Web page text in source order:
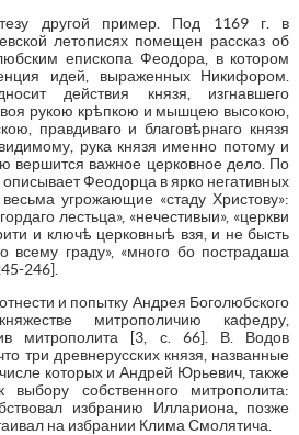
другой пример. Под 1169 г. в
летописях помещен рассказ об
епископа Феодора, в котором
идей, выраженных Никифором.
действия князя, изгнавшего
рукою крѣпкою и мышцею высокою,
правдиваго и благовѣрнаго князя
рука князя именно потому и
вершится важное церковное дело. По
Феодорца в ярко негативных
угрожающие «стаду Христову»:
лестьца», «нечестивыи», «церкви
и ключѣ церковныѣ взя, и не бысть
всему граду», «много бо пострадаша
246].
и попытку Андрея Боголюбского
митрополичию кафедру,
митрополита [3, с. 66]. В. Водов
три древнерусских князя, названные
которых и Андрей Юрьевич, также
выбору собственного митрополита:
избранию Иллариона, позже
на избрании Клима Смолятича.